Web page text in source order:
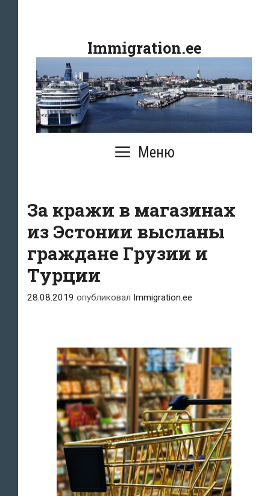
содержимомуImmigration.ee
Меню
За кражи в магазинах
из Эстонии высланы
граждане Грузии и
Турции
28.08.2019 опубликовал Immigration.ee